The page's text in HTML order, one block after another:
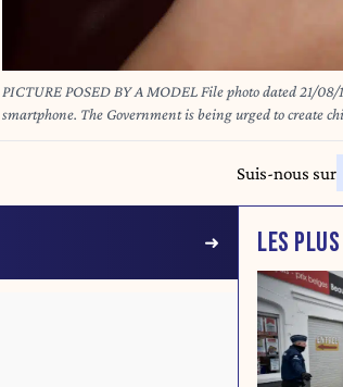
PICTURE POSED BY A MODEL File photo dated 21/
smartphone. The Government is being urged to create
disrupt the "addictive grip" of smartphones on children's
Suis-nous sur
LES